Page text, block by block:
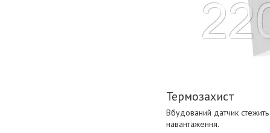
Термозахист
Вбудований датчик
навантаження.